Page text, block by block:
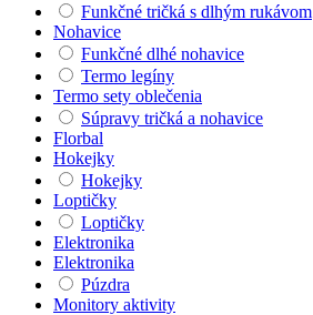
Funkčné tričká s dlhým rukávom
Nohavice
Funkčné dlhé nohavice
Termo legíny
Termo sety oblečenia
Súpravy tričká a nohavice
Florbal
Hokejky
Hokejky
Loptičky
Loptičky
Elektronika
Elektronika
Púzdra
Monitory aktivity